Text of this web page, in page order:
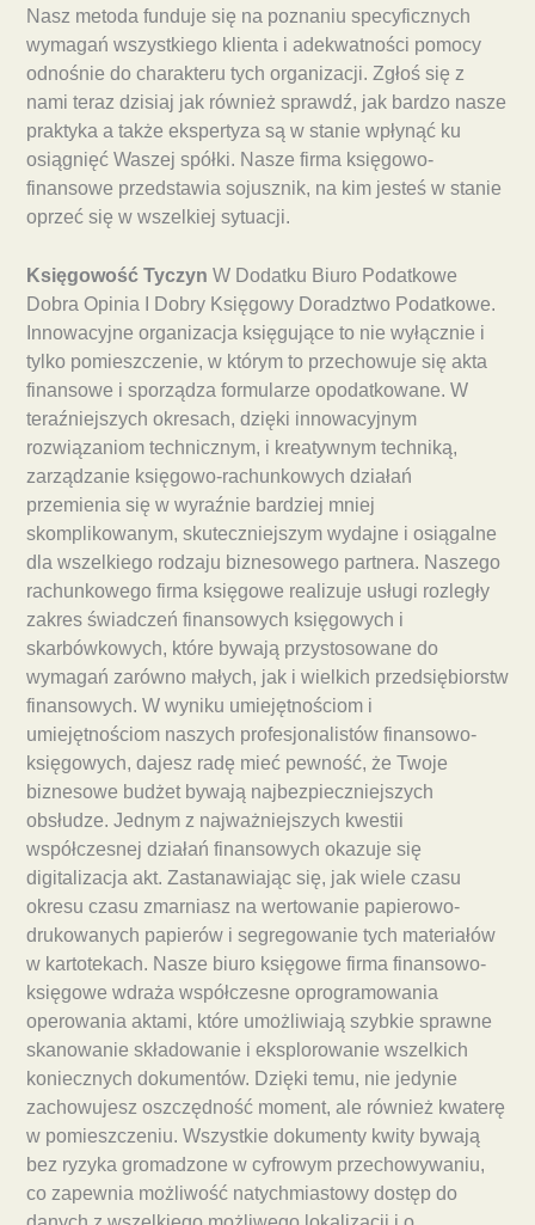
Nasz metoda funduje się na poznaniu specyficznych
wymagań wszystkiego klienta i adekwatności pomocy
odnośnie do charakteru tych organizacji. Zgłoś się z
nami teraz dzisiaj jak również sprawdź, jak bardzo nasze
praktyka a także ekspertyza są w stanie wpłynąć ku
osiągnięć Waszej spółki. Nasze firma księgowo-
finansowe przedstawia sojusznik, na kim jesteś w stanie
oprzeć się w wszelkiej sytuacji.
Księgowość Tyczyn W Dodatku Biuro Podatkowe
Dobra Opinia I Dobry Księgowy Doradztwo Podatkowe.
Innowacyjne organizacja księgujące to nie wyłącznie i
tylko pomieszczenie, w którym to przechowuje się akta
finansowe i sporządza formularze opodatkowane. W
teraźniejszych okresach, dzięki innowacyjnym
rozwiązaniom technicznym, i kreatywnym techniką,
zarządzanie księgowo-rachunkowych działań
przemienia się w wyraźnie bardziej mniej
skomplikowanym, skuteczniejszym wydajne i osiągalne
dla wszelkiego rodzaju biznesowego partnera. Naszego
rachunkowego firma księgowe realizuje usługi rozległy
zakres świadczeń finansowych księgowych i
skarbówkowych, które bywają przystosowane do
wymagań zarówno małych, jak i wielkich przedsiębiorstw
finansowych. W wyniku umiejętnościom i
umiejętnościom naszych profesjonalistów finansowo-
księgowych, dajesz radę mieć pewność, że Twoje
biznesowe budżet bywają najbezpieczniejszych
obsłudze. Jednym z najważniejszych kwestii
współczesnej działań finansowych okazuje się
digitalizacja akt. Zastanawiając się, jak wiele czasu
okresu czasu zmarniasz na wertowanie papierowo-
drukowanych papierów i segregowanie tych materiałów
w kartotekach. Nasze biuro księgowe firma finansowo-
księgowe wdraża współczesne oprogramowania
operowania aktami, które umożliwiają szybkie sprawne
skanowanie składowanie i eksplorowanie wszelkich
koniecznych dokumentów. Dzięki temu, nie jedynie
zachowujesz oszczędność moment, ale również kwaterę
w pomieszczeniu. Wszystkie dokumenty kwity bywają
bez ryzyka gromadzone w cyfrowym przechowywaniu,
co zapewnia możliwość natychmiastowy dostęp do